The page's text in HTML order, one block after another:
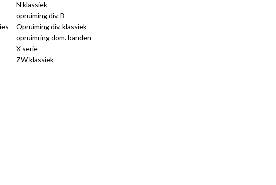
N klassiek
opruiming div. B
Opruiming div. klassiek
opruimring dom. banden
X serie
ZW klassiek